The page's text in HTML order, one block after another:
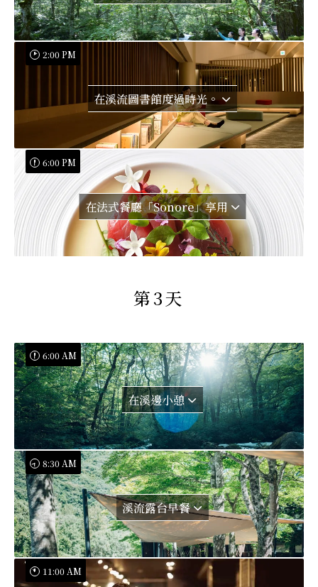
在溪流圖書館度過時光。
2:00 PM
在法式餐廳「Sonore」享用
6:00 PM
第3天
在溪邊小憩
6:00 AM
溪流露台早餐
8:30 AM
11:00 AM